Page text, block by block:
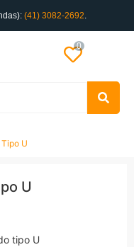
(41) 3082-2692.
0
U
U
tipo U